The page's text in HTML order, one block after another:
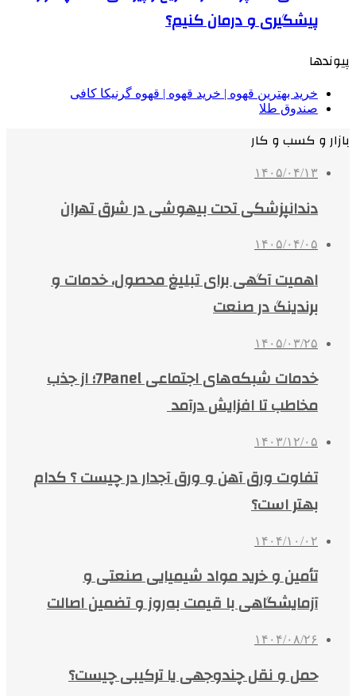
پیشگیری و درمان کنیم؟
پیوندها
خرید بهترین قهوه | خرید قهوه | قهوه گرنیکا کافی
صندوق طلا
بازار و کسب و کار
۱۴۰۵/۰۴/۱۳
دندانپزشکی تحت بیهوشی در شرق تهران
۱۴۰۵/۰۴/۰۵
اهمیت آگهی برای تبلیغ محصول، خدمات و
برندینگ در صنعت
۱۴۰۵/۰۳/۲۵
خدمات شبکه‌های اجتماعی 7Panel؛ از جذب
مخاطب تا افزایش درآمد
۱۴۰۳/۱۲/۰۵
تفاوت ورق آهن و ورق آجدار در چیست ؟ کدام
بهتر است؟
۱۴۰۴/۱۰/۰۲
تأمین و خرید مواد شیمیایی صنعتی و
آزمایشگاهی با قیمت به‌روز و تضمین اصالت
۱۴۰۴/۰۸/۲۶
حمل و نقل چندوجهی یا ترکیبی چیست؟